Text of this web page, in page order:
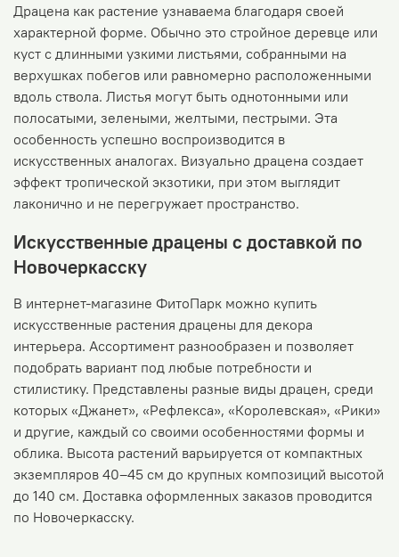
Драцена как растение узнаваема благодаря своей
характерной форме. Обычно это стройное деревце или
куст с длинными узкими листьями, собранными на
верхушках побегов или равномерно расположенными
вдоль ствола. Листья могут быть однотонными или
полосатыми, зелеными, желтыми, пестрыми. Эта
особенность успешно воспроизводится в
искусственных аналогах. Визуально драцена создает
эффект тропической экзотики, при этом выглядит
лаконично и не перегружает пространство.
Искусственные драцены с доставкой по
Новочеркасску
В интернет-магазине ФитоПарк можно купить
искусственные растения драцены для декора
интерьера. Ассортимент разнообразен и позволяет
подобрать вариант под любые потребности и
стилистику. Представлены разные виды драцен, среди
которых «Джанет», «Рефлекса», «Королевская», «Рики»
и другие, каждый со своими особенностями формы и
облика. Высота растений варьируется от компактных
экземпляров 40–45 см до крупных композиций высотой
до 140 см. Доставка оформленных заказов проводится
по Новочеркасску.